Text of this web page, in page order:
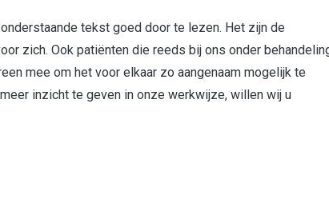
tekst goed door te lezen. Het zijn de
zich. Ook patiënten die reeds bij ons onder
mee om het voor elkaar zo aangenaam mogelijk te
inzicht te geven in onze werkwijze, willen wij u